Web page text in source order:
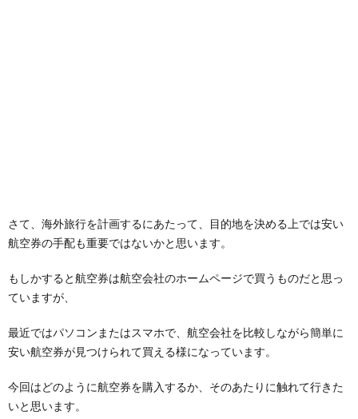
さて、海外旅行を計画するにあたって、目的地を決める上では安い
航空券の手配も重要ではないかと思います。
もしかすると航空券は航空会社のホームページで買うものだと思っ
ていますが、
最近ではパソコンまたはスマホで、航空会社を比較しながら簡単に
安い航空券が見つけられて買える様になっています。
今回はどのように航空券を購入するか、そのあたりに触れて行きた
いと思います。